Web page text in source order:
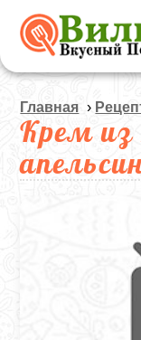
Главная ›
Крем из